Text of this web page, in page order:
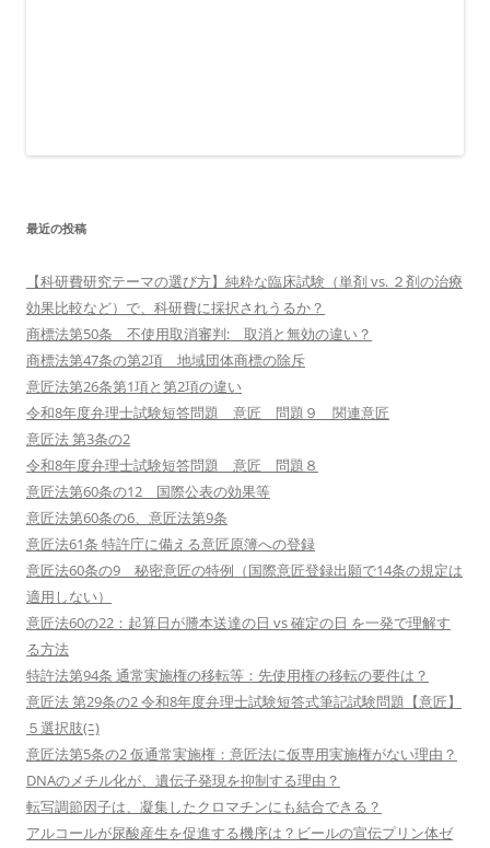
最近の投稿
【科研費研究テーマの選び方】純粋な臨床試験（単剤 vs. ２剤の治療
効果比較など）で、科研費に採択されうるか？
商標法第50条 不使用取消審判: 取消と無効の違い？
商標法第47条の第2項 地域団体商標の除斥
意匠法第26条第1項と第2項の違い
令和8年度弁理士試験短答問題 意匠 問題９ 関連意匠
意匠法 第3条の2
令和8年度弁理士試験短答問題 意匠 問題８
意匠法第60条の12 国際公表の効果等
意匠法第60条の6、意匠法第9条
意匠法61条 特許庁に備える意匠原簿への登録
意匠法60条の9 秘密意匠の特例（国際意匠登録出願で14条の規定は
適用しない）
意匠法60の22：起算日が謄本送達の日 vs 確定の日 を一発で理解す
る方法
特許法第94条 通常実施権の移転等：先使用権の移転の要件は？
意匠法 第29条の2 令和8年度弁理士試験短答式筆記試験問題【意匠】
５選択肢(ﾆ)
意匠法第5条の2 仮通常実施権：意匠法に仮専用実施権がない理由？
DNAのメチル化が、遺伝子発現を抑制する理由？
転写調節因子は、凝集したクロマチンにも結合できる？
アルコールが尿酸産生を促進する機序は？ビールの宣伝プリン体ゼ